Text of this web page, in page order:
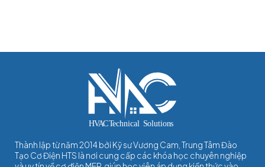
Thành lập từ năm 2014 bởi Kỹ sư Vương Cam, Trung Tâm Đào
Tạo Cơ Điện HTS là nơi cung cấp các khóa học chuyên nghiệp